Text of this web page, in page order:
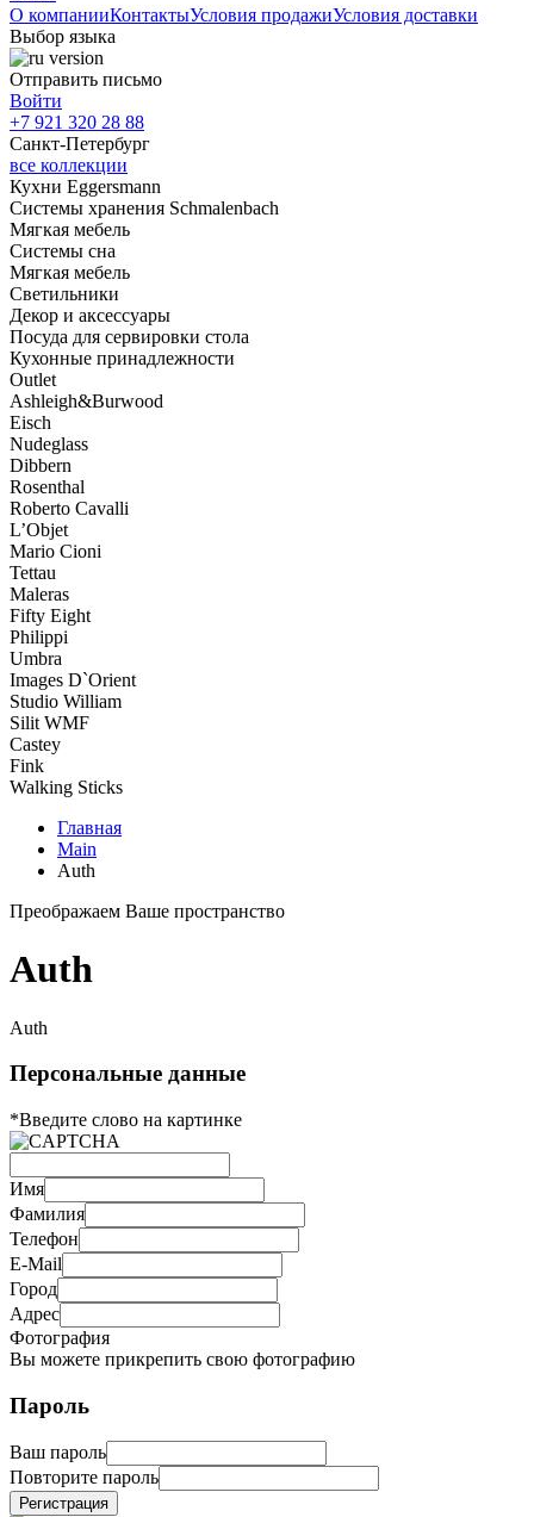
О компанииКонтактыУсловия продажиУсловия доставки
Выбор языка
Отправить письмо
Войти
+7 921 320 28 88
Санкт-Петербург
все коллекции
Кухни Eggersmann
Системы хранения Schmalenbach
Мягкая мебель
Системы сна
Мягкая мебель
Светильники
Декор и аксессуары
Посуда для сервировки стола
Кухонные принадлежности
Outlet
Ashleigh&Burwood
Eisch
Nudeglass
Dibbern
Rosenthal
Roberto Cavalli
L’Objet
Mario Cioni
Tettau
Maleras
Fifty Eight
Philippi
Umbra
Images D`Orient
Studio William
Silit WMF
Castey
Fink
Walking Sticks
Главная
Main
Auth
Преображаем Ваше пространство
Auth
Auth
Персональные данные
*Введите слово на картинке
Имя
Фамилия
Телефон
E-Mail
Город
Адрес
Фотография
Вы можете прикрепить свою фотографию
Пароль
Ваш пароль
Повторите пароль
Регистрация